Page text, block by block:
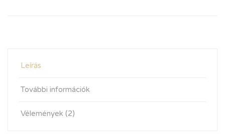
Leírás
További információk
Vélemények (2)